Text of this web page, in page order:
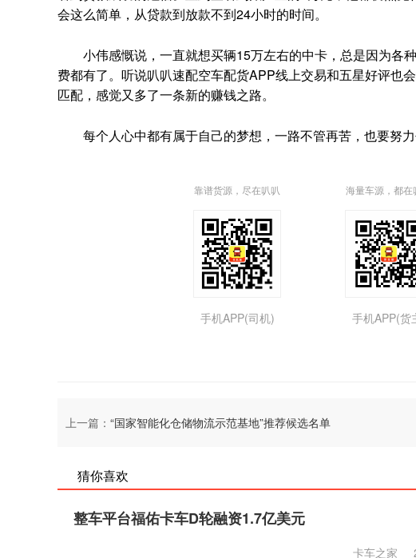
会这么简单，从贷款到放款不到24小时的时间。
小伟感慨说，一直就想买辆15万左右的中卡，总是因为各
费都有了。听说叭叭速配空车配货APP线上交易和五星好评也
匹配，感觉又多了一条新的赚钱之路。
每个人心中都有属于自己的梦想，一路不管再苦，也要努力
靠谱货源，尽在叭叭
手机APP(司机)
海量车源，都在
手机APP(货
上一篇： “国家智能化仓储物流示范基地”推荐候选名单
猜你喜欢
整车平台福佑卡车D轮融资1.7亿美元
卡车之家